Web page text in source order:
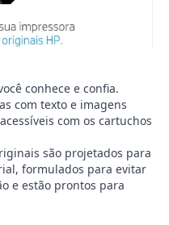
conhece e confia.
com texto e imagens
com os cartuchos
são projetados para
formulados para evitar
e estão prontos para